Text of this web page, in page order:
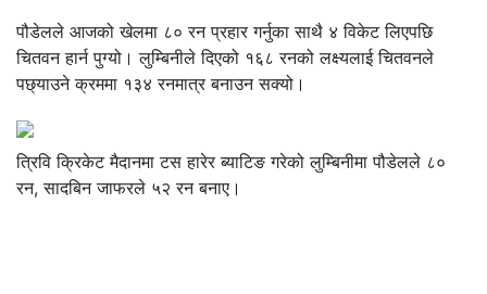
पौडेलले आजको खेलमा ८० रन प्रहार गर्नुका साथै ४ विकेट लिएपछि
चितवन हार्न पुग्यो। लुम्बिनीले दिएको १६८ रनको लक्ष्यलाई चितवनले
पछ्याउने क्रममा १३४ रनमात्र बनाउन सक्यो।
त्रिवि क्रिकेट मैदानमा टस हारेर ब्याटिङ गरेको लुम्बिनीमा पौडेलले ८०
रन, सादबिन जाफरले ५२ रन बनाए।